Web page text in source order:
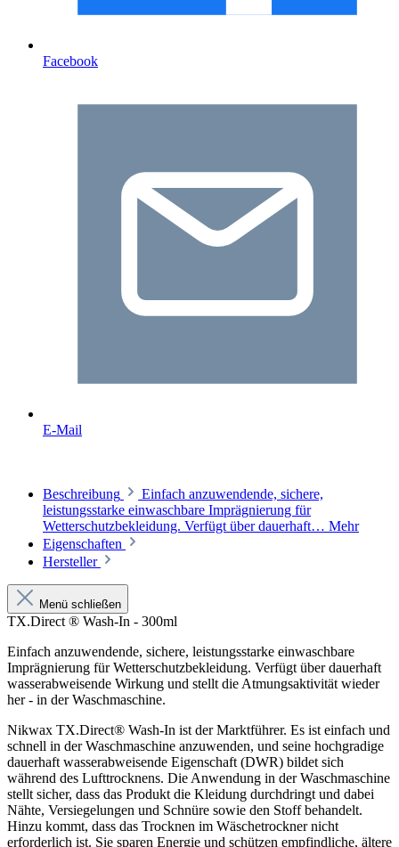
Facebook
E-Mail
Beschreibung
Einfach anzuwendende, sichere,
leistungsstarke einwaschbare Imprägnierung für
Wetterschutzbekleidung. Verfügt über dauerhaft… Mehr
Eigenschaften
Hersteller
Menü schließen
TX.Direct ® Wash-In - 300ml
Einfach anzuwendende, sichere, leistungsstarke einwaschbare
Imprägnierung für Wetterschutzbekleidung. Verfügt über dauerhaft
wasserabweisende Wirkung und stellt die Atmungsaktivität wieder
her - in der Waschmaschine.
Nikwax TX.Direct® Wash-In ist der Marktführer. Es ist einfach und
schnell in der Waschmaschine anzuwenden, und seine hochgradige
dauerhaft wasserabweisende Eigenschaft (DWR) bildet sich
während des Lufttrocknens. Die Anwendung in der Waschmaschine
stellt sicher, dass das Produkt die Kleidung durchdringt und dabei
Nähte, Versiegelungen und Schnüre sowie den Stoff behandelt.
Hinzu kommt, dass das Trocknen im Wäschetrockner nicht
erforderlich ist. Sie sparen Energie und schützen empfindliche, ältere